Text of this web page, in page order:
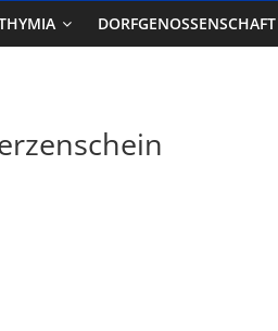
DORFGENOSSENSCHAFT